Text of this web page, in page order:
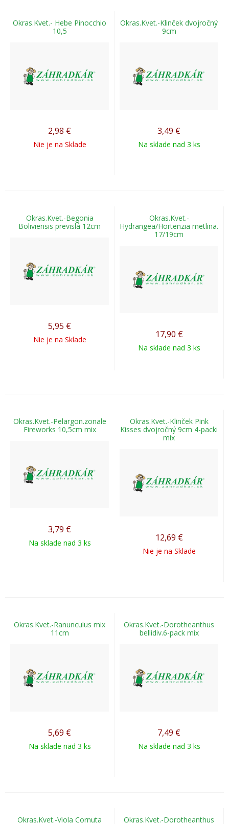
Okras.Kvet.- Hebe Pinocchio
10,5
2,98 €
Nie je na Sklade
Okras.Kvet.-Klinček dvojročný
9cm
3,49 €
Na sklade nad 3 ks
Okras.Kvet.-Begonia
Boliviensis previslá 12cm
5,95 €
Nie je na Sklade
Okras.Kvet.-
Hydrangea/Hortenzia metlina.
17/19cm
17,90 €
Na sklade nad 3 ks
Okras.Kvet.-Pelargon.zonale
Fireworks 10,5cm mix
3,79 €
Na sklade nad 3 ks
Okras.Kvet.-Klinček Pink
Kisses dvojročný 9cm 4-packi
mix
12,69 €
Nie je na Sklade
Okras.Kvet.-Ranunculus mix
11cm
5,69 €
Na sklade nad 3 ks
Okras.Kvet.-Dorotheanthus
bellidiv.6-pack mix
7,49 €
Na sklade nad 3 ks
Okras.Kvet.-Viola Cornuta
Okras.Kvet.-Dorotheanthus